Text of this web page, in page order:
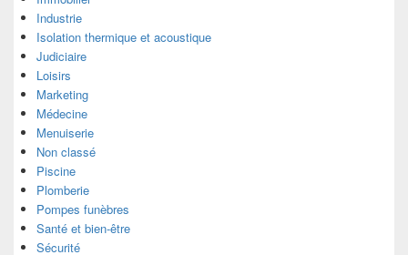
Industrie
Isolation thermique et acoustique
Judiciaire
Loisirs
Marketing
Médecine
Menuiserie
Non classé
Piscine
Plomberie
Pompes funèbres
Santé et bien-être
Sécurité